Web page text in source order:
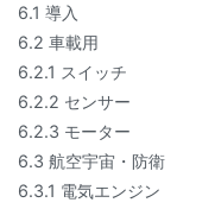
6.1 導入
6.2 車載用
6.2.1 スイッチ
6.2.2 センサー
6.2.3 モーター
6.3 航空宇宙・防衛
6.3.1 電気エンジン